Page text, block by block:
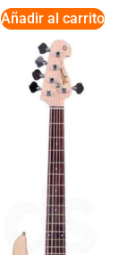
Añadir al carrito